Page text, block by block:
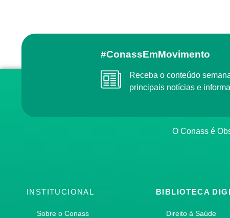
#ConassEmMovimento
Receba o conteúdo semanal do Conass com as
principais notícias e
O Conass é
INSTITUCIONAL
Sobre o Conass
BIBLIOTECA
Direito à Saúde